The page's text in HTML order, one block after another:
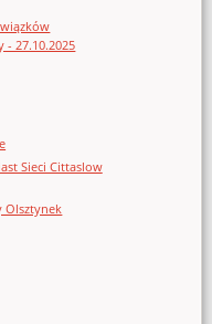
- 27.10.2025
Sieci Cittaslow
Olsztynek